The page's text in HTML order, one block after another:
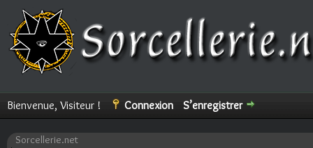
Bienvenue, Visiteur ! Connexion S’enregistrer
Sorcellerie.net